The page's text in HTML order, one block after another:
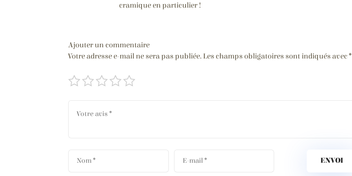
cramique en particulier !
Ajouter un commentaire
Votre adresse e-mail ne sera pas publiée. Les champs obligatoires sont indiqués avec*
ENVOI